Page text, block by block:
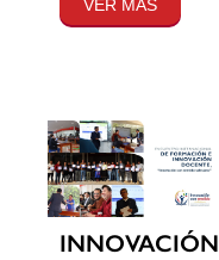
VER MÁS
INNOVACIÓN